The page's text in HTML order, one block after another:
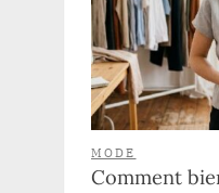
MODE
Comment